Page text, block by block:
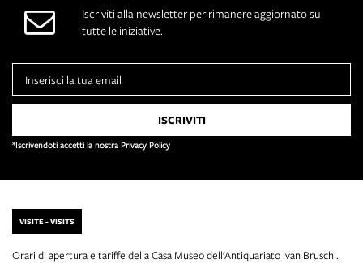
Iscriviti alla newsletter per rimanere aggiornato su
tutte le iniziative.
*Iscrivendoti accetti la nostra Privacy Policy
VISITE - VISITS
Orari di apertura e tariffe della Casa Museo dell'Antiquariato Ivan Bruschi.